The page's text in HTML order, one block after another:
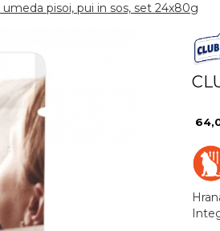
umeda pisoi, pui in sos, set 24x80g